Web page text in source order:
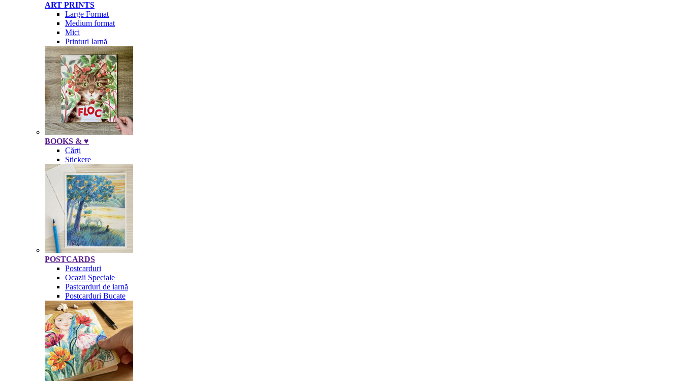
ART PRINTS
Large Format
Medium format
Mici
Printuri Iarnă
BOOKS & ♥
Cărți
Stickere
POSTCARDS
Postcarduri
Ocazii Speciale
Pastcarduri de iarnă
Postcarduri Bucate